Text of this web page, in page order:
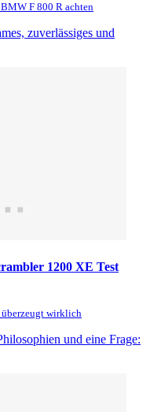
F 800 R achten
zuverlässiges und
1200 XE Test
überzeugt wirklich
und eine Frage: